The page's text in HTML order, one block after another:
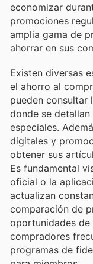
economizar
promociones
amplia gama de
ahorrar en sus
Existen diversas
el ahorro al
pueden consultar
donde se
especiales.
digitales y
obtener sus
Es fundamental
oficial o la
actualizan
comparación de
oportunidades
compradores
programas de